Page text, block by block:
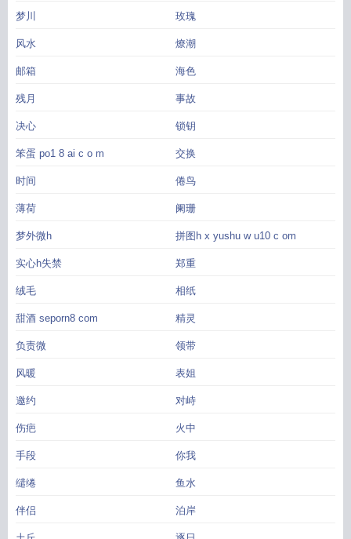
梦川 玫瑰
风水 燎潮
邮箱 海色
残月 事故
决心 锁钥
笨蛋 po1 8 ai c o m 交换
时间 倦鸟
薄荷 阑珊
梦外微h 拼图h x yushu w u10 c om
实心h失禁 郑重
绒毛 相纸
甜酒 seporn8 com 精灵
负责微 领带
风暖 表姐
邀约 对峙
伤疤 火中
手段 你我
缱绻 鱼水
伴侣 泊岸